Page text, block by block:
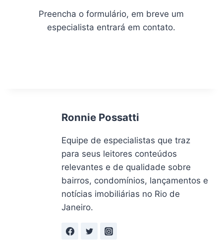
Preencha o formulário, em breve um
especialista entrará em contato.
Ronnie Possatti
Equipe de especialistas que traz
para seus leitores conteúdos
relevantes e de qualidade sobre
bairros, condomínios, lançamentos e
notícias imobiliárias no Rio de
Janeiro.